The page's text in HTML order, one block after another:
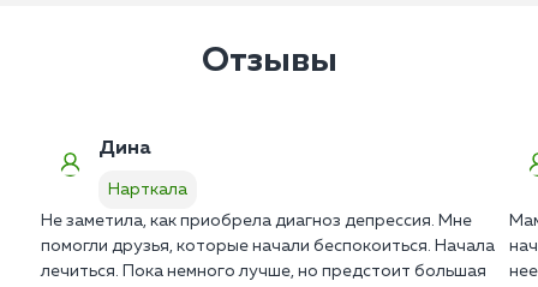
Отзывы
Дина
Нарткала
Не заметила, как приобрела диагноз депрессия. Мне
помогли друзья, которые начали беспокоиться. Начала
лечиться. Пока немного лучше, но предстоит большая